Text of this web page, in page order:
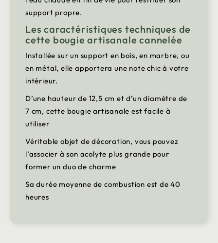
support propre.
Les caractéristiques techniques de
cette bougie artisanale cannelée
Installée sur un support en bois, en marbre, ou
en métal, elle apportera une note chic à votre
intérieur.
D’une hauteur de 12,5 cm et d’un diamètre de
7 cm, cette bougie artisanale est facile à
utiliser
Véritable objet de décoration, vous pouvez
l’associer à son acolyte plus grande pour
former un duo de charme
Sa durée moyenne de combustion est de 40
heures